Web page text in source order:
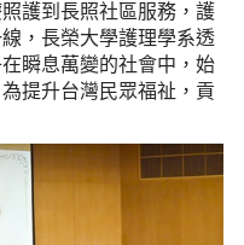
護到長照社區服務，護
，長榮大學護理學系透
瞬息萬變的社會中，始
提升台灣民眾福祉，貢